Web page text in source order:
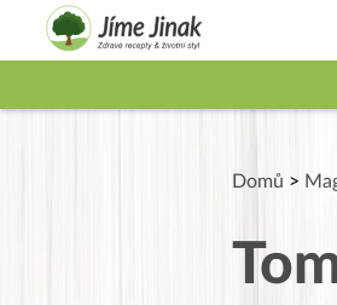
Domů >